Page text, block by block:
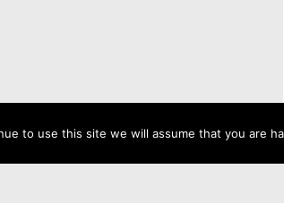
to use this site we will assume that you are